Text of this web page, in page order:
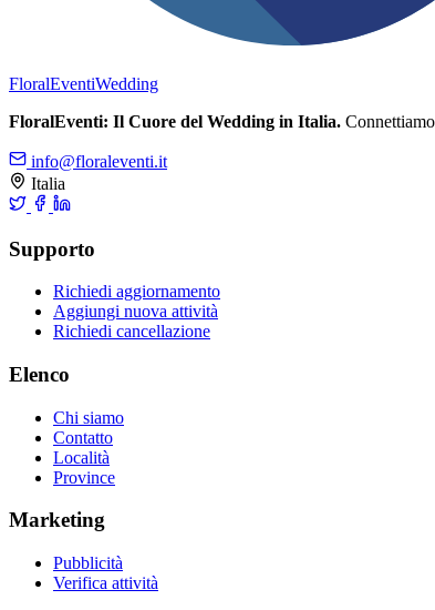
FloralEventiWedding
FloralEventi: Il Cuore del Wedding in Italia.
info@floraleventi.it
Italia
Supporto
Richiedi aggiornamento
Aggiungi nuova attività
Richiedi cancellazione
Elenco
Chi siamo
Contatto
Località
Province
Marketing
Pubblicità
Verifica attività